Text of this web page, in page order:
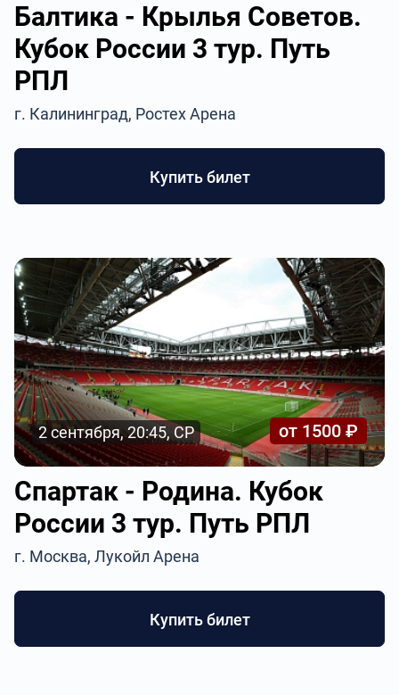
Балтика - Крылья Советов.
Кубок России 3 тур. Путь
РПЛ
г. Калининград, Ростех Арена
Купить билет
2 сентября, 20:45, СР от 1500 ₽
Спартак - Родина. Кубок
России 3 тур. Путь РПЛ
г. Москва, Лукойл Арена
Купить билет